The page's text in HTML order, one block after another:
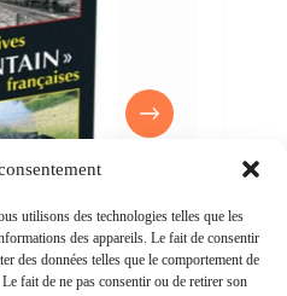
utilisons des technologies telles que les
des appareils. Le fait de consentir
des données telles que le comportement de
fait de ne pas consentir ou de retirer son
Mountain
DVD Les